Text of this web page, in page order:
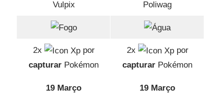
Vulpix
2x
por
capturar Pokémon
Poliwag
2x
por
capturar Pokémon
19 Março 19 Março